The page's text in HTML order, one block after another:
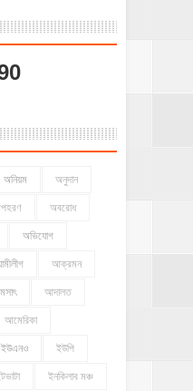
অনিয়ম অনুদান
অবরোধ
অভিযোগ
আক্রমন
আদালত
আমেরিকা
ইউএনও ইউপি
ইনকিলাব মঞ্চ